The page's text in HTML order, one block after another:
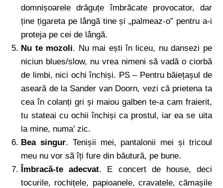
domnișoarele drăguțe îmbrăcate provocator, dar
ține țigareta pe lângã tine și „palmeaz-o” pentru a-i
proteja pe cei de lângã.
Nu te mozoli. Nu mai ești în liceu, nu dansezi pe
niciun blues/slow, nu vrea nimeni să vadă o ciorbă
de limbi, nici ochi închiși. PS – Pentru băiețașul de
aseară de la Sander van Doorn, vezi că prietena ta
cea în colanți gri și maiou galben te-a cam fraierit,
tu stateai cu ochii închiși ca prostul, iar ea se uita
la mine, numa’ zic.
Bea singur. Tenișii mei, pantalonii mei și tricoul
meu nu vor sã îți fure din băutură, pe bune.
Îmbracă-te adecvat. E concert de house, deci
tocurile, rochițele, papioanele, cravatele, cămașile